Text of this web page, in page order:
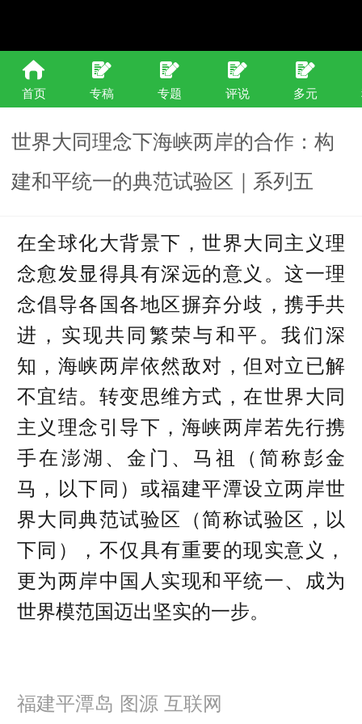
首页 专稿 专题 评说 多元
世界大同理念下海峡两岸的合作：构
建和平统一的典范试验区｜系列五
在全球化大背景下，世界大同主义理
念愈发显得具有深远的意义。这一理
念倡导各国各地区摒弃分歧，携手共
进，实现共同繁荣与和平。我们深
知，海峡两岸依然敌对，但对立已解
不宜结。转变思维方式，在世界大同
主义理念引导下，海峡两岸若先行携
手在澎湖、金门、马祖（简称彭金
马，以下同）或福建平潭设立两岸世
界大同典范试验区（简称试验区，以
下同），不仅具有重要的现实意义，
更为两岸中国人实现和平统一、成为
世界模范国迈出坚实的一步。
福建平潭岛 图源 互联网